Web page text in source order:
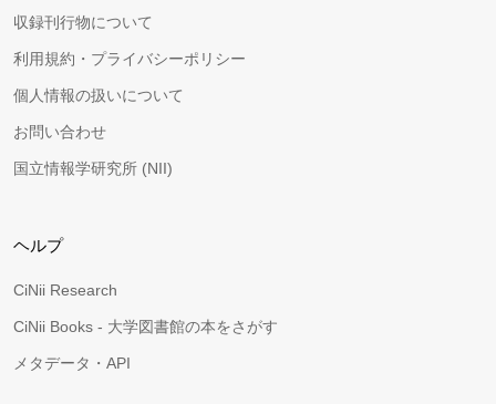
収録刊行物について
利用規約・プライバシーポリシー
個人情報の扱いについて
お問い合わせ
国立情報学研究所 (NII)
ヘルプ
CiNii Research
CiNii Books - 大学図書館の本をさがす
メタデータ・API